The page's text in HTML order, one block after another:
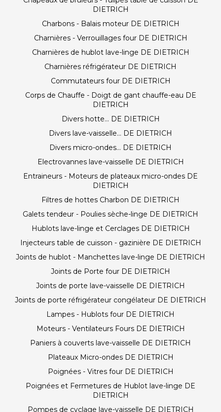
DIETRICH
Charbons - Balais moteur DE DIETRICH
Charnières - Verrouillages four DE DIETRICH
Charnières de hublot lave-linge DE DIETRICH
Charnières réfrigérateur DE DIETRICH
Commutateurs four DE DIETRICH
Corps de Chauffe - Doigt de gant chauffe-eau DE
DIETRICH
Divers hotte... DE DIETRICH
Divers lave-vaisselle... DE DIETRICH
Divers micro-ondes... DE DIETRICH
Electrovannes lave-vaisselle DE DIETRICH
Entraineurs - Moteurs de plateaux micro-ondes DE
DIETRICH
Filtres de hottes Charbon DE DIETRICH
Galets tendeur - Poulies sèche-linge DE DIETRICH
Hublots lave-linge et Cerclages DE DIETRICH
Injecteurs table de cuisson - gazinière DE DIETRICH
Joints de hublot - Manchettes lave-linge DE DIETRICH
Joints de Porte four DE DIETRICH
Joints de porte lave-vaisselle DE DIETRICH
Joints de porte réfrigérateur congélateur DE DIETRICH
Lampes - Hublots four DE DIETRICH
Moteurs - Ventilateurs Fours DE DIETRICH
Paniers à couverts lave-vaisselle DE DIETRICH
Plateaux Micro-ondes DE DIETRICH
Poignées - Vitres four DE DIETRICH
Poignées et Fermetures de Hublot lave-linge DE
DIETRICH
Pompes de cyclage lave-vaisselle DE DIETRICH